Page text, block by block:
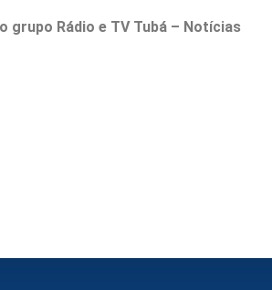
grupo Rádio e TV Tubá – Notícias